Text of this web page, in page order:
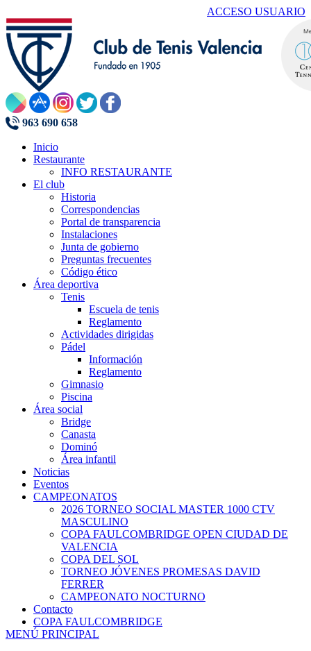
ACCESO USUARIO
963 690 658
Inicio
Restaurante
INFO RESTAURANTE
El club
Historia
Correspondencias
Portal de transparencia
Instalaciones
Junta de gobierno
Preguntas frecuentes
Código ético
Área deportiva
Tenis
Escuela de tenis
Reglamento
Actividades dirigidas
Pádel
Información
Reglamento
Gimnasio
Piscina
Área social
Bridge
Canasta
Dominó
Área infantil
Noticias
Eventos
CAMPEONATOS
2026 TORNEO SOCIAL MASTER 1000 CTV
MASCULINO
COPA FAULCOMBRIDGE OPEN CIUDAD DE
VALENCIA
COPA DEL SOL
TORNEO JÓVENES PROMESAS DAVID
FERRER
CAMPEONATO NOCTURNO
Contacto
COPA FAULCOMBRIDGE
MENÚ PRINCIPAL